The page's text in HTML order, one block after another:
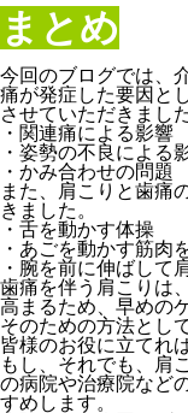
まとめ
今回のブログでは、
痛が発症した要因と
させていただきました
・関連痛による影響
・姿勢の不良による
・かみ合わせの問題
また、肩こりと歯痛
きました。
・舌を動かす体操
・あごを動かす筋肉
・腕を前に伸ばして
歯痛を伴う肩こりは
高まるため、早めの
そのための方法とし
皆様のお役に立てれ
もし、それでも、肩
の病院や治療院など
すめします。